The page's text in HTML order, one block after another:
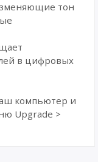
тон
в цифровых
компьютер и
Upgrade >